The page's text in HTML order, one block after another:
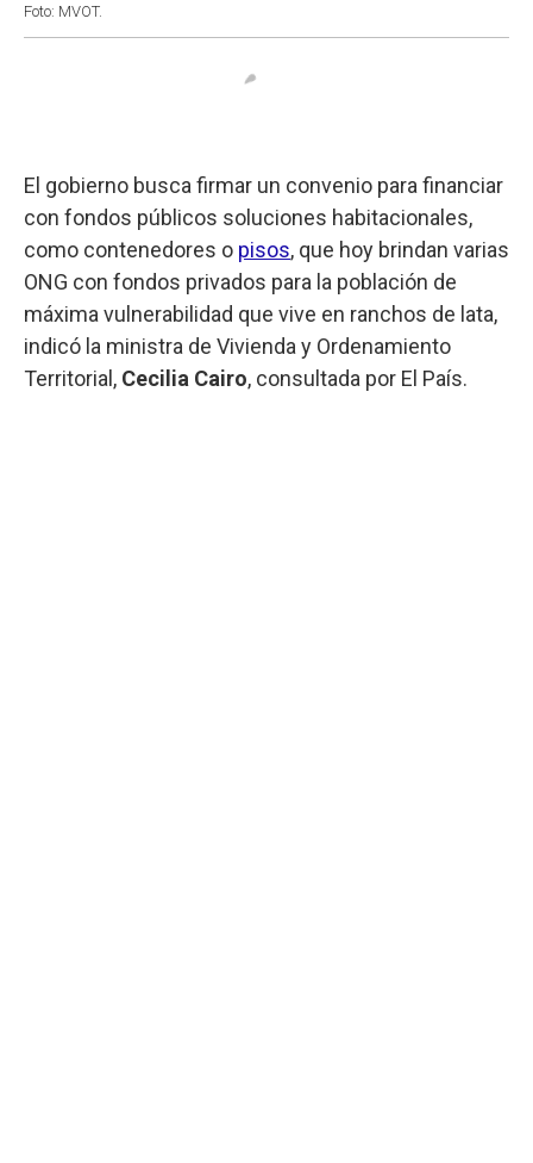
Foto: MVOT.
El gobierno busca firmar un convenio para financiar
con fondos públicos soluciones habitacionales,
como contenedores o pisos, que hoy brindan varias
ONG con fondos privados para la población de
máxima vulnerabilidad que vive en ranchos de lata,
indicó la ministra de Vivienda y Ordenamiento
Territorial, Cecilia Cairo, consultada por El País.